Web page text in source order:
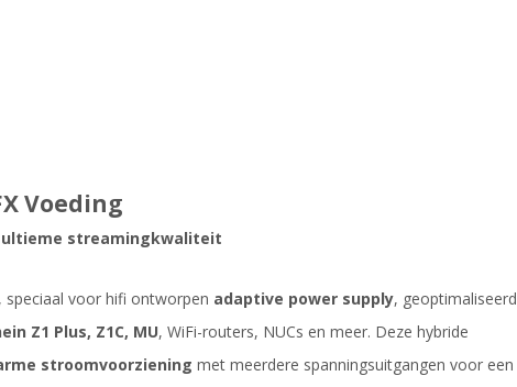
Voeding
ultieme streamingkwaliteit
speciaal voor hifi ontworpen adaptive power supply, geoptimaliseerd
Z1 Plus, Z1C, MU, WiFi-routers, NUCs en meer. Deze hybride
stroomvoorziening met meerdere spanningsuitgangen voor een